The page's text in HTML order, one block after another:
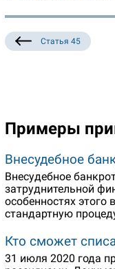
Статья 45
Примеры
Внесудебное
Внесудебное
затруднительной
особенностях этого
стандартную
Кто сможет
31 июля 2020 года